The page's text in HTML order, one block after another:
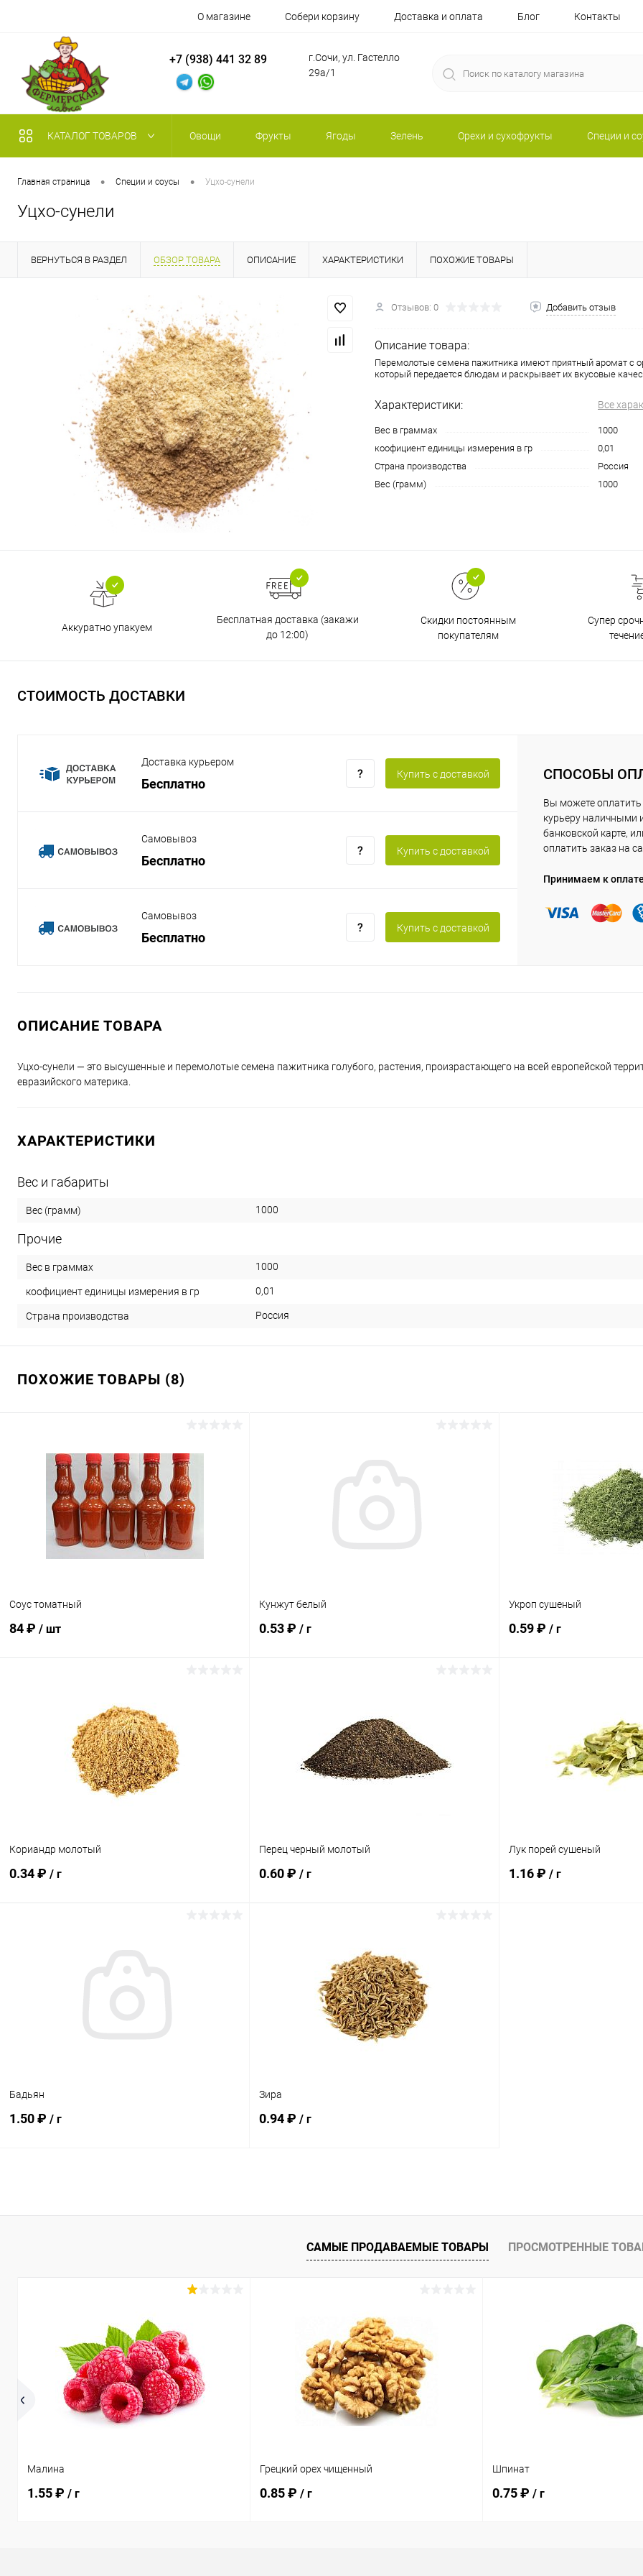
О магазине Собери корзину Доставка и оплата Блог Контакты
+7 (938) 441 32 89
г.Сочи, ул. Гастелло
29а/1
КАТАЛОГ ТОВАРОВ Овощи Фрукты Ягоды Зелень Орехи и сухофрукты Специи и
Главная страница • Специи и соусы • Уцхо-сунели
Уцхо-сунели
ВЕРНУТЬСЯ В РАЗДЕЛ ОБЗОР ТОВАРА ОПИСАНИЕ ХАРАКТЕРИСТИКИ ПОХОЖИЕ ТОВАРЫ
Отзывов: 0 Добавить отзыв
Описание товара:
Перемолотые семена пажитника имеют приятный аромат с
который передается блюдам и раскрывает их вкусовые
Характеристики: Все
Вес в граммах
1000
коофициент единицы измерения в гр
0,01
Страна производства
Россия
Вес (грамм)
1000
Аккуратно упакуем
Бесплатная доставка (закажи
до 12:00)
Скидки постоянным
покупателям
Супер
СТОИМОСТЬ ДОСТАВКИ
Доставка курьером
Бесплатно
Купить c доставкой
Самовывоз
Бесплатно
Купить c доставкой
Самовывоз
Бесплатно
Купить c доставкой
СПОСОБЫ
Вы можете оплатить
курьеру наличными
банковской карте,
оплатить заказ на
Принимаем к оплате
ОПИСАНИЕ ТОВАРА
Уцхо-сунели — это высушенные и перемолотые семена пажитника голубого, растения, произрастающего на всей европейской
евразийского материка.
ХАРАКТЕРИСТИКИ
Вес и габариты
Вес (грамм) 1000
Прочие
Вес в граммах 1000
коофициент единицы измерения в гр 0,01
Страна производства Россия
ПОХОЖИЕ ТОВАРЫ (8)
Соус томатный
84 ₽ / шт
Купить в 1 клик Сравнение
В избранное Под заказ
Кунжут белый
0.53 ₽ / г
Сравнение
В избранное Под заказ
Укроп сушеный
0.59 ₽ / г
В избранное
Кориандр молотый
0.34 ₽ / г
Перец черный молотый
0.60 ₽ / г
Купить в 1 клик Сравнение
В избранное Под заказ
Лук порей сушеный
1.16 ₽ / г
Бадьян
1.50 ₽ / г
Купить в 1 клик Сравнение
Зира
0.94 ₽ / г
Купить в 1 клик Сравнение
САМЫЕ ПРОДАВАЕМЫЕ ТОВАРЫ ПРОСМОТРЕННЫЕ
Малина
1.55 ₽ / г
Грецкий орех чищенный
0.85 ₽ / г
Шпинат
0.75 ₽ / г